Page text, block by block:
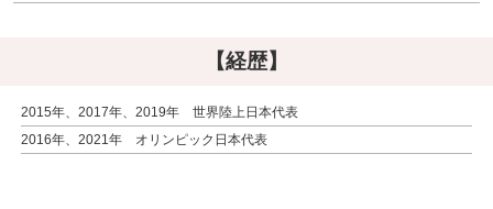
【経歴】
2015年、2017年、2019年 世界陸上日本代表
2016年、2021年 オリンピック日本代表